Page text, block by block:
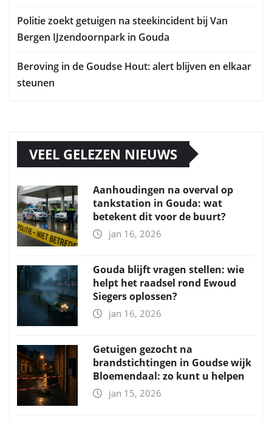
Politie zoekt getuigen na steekincident bij Van
Bergen IJzendoornpark in Gouda
Beroving in de Goudse Hout: alert blijven en elkaar
steunen
VEEL GELEZEN NIEUWS
Aanhoudingen na overval op
tankstation in Gouda: wat
betekent dit voor de buurt?
jan 16, 2026
Gouda blijft vragen stellen: wie
helpt het raadsel rond Ewoud
Siegers oplossen?
jan 16, 2026
Getuigen gezocht na
brandstichtingen in Goudse wijk
Bloemendaal: zo kunt u helpen
jan 15, 2026